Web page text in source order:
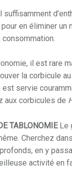
suffisamment
en éliminer un
il est rare
la corbicule
est servie
aux corbicules de
TABLONOMIE Le
Cherchez
en y
activité en